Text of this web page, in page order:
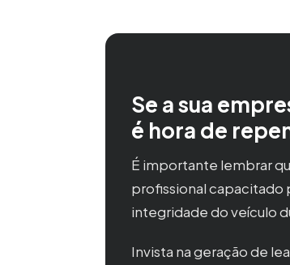
Se a sua
é hora de
É importante lembrar
profissional capacitado
integridade do veículo
Invista na geração de